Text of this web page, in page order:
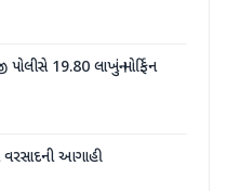
19.80 લાખનું મોર્ફિન
આગાહી